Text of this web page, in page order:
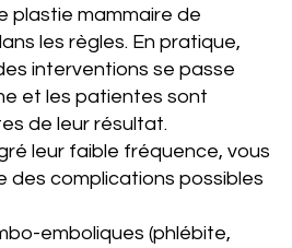
plastie mammaire de
les règles. En pratique,
interventions se passe
et les patientes sont
de leur résultat.
leur faible fréquence, vous
des complications possibles
emboliques (phlébite,